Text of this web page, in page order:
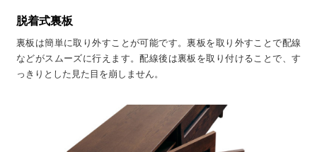
脱着式裏板
裏板は簡単に取り外すことが可能です。裏板を取り外すことで配線
などがスムーズに行えます。配線後は裏板を取り付けることで、す
っきりとした見た目を崩しません。